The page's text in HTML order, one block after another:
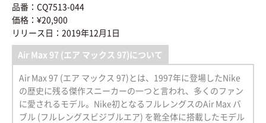
品番：CQ7513-044
価格：¥20,900
リリース日：2019年12月1日
Air Max 97 (エア マックス 97)について
Air Max 97 (エア マックス 97)とは、1997年に登場したNike
の歴史に残る傑作スニーカーの一つと言われ、多くのファン
に愛されるモデル。Nike初となるフルレングスのAir Max バ
ブル (フルレングスビジブルエア) を靴全体に搭載したモデル